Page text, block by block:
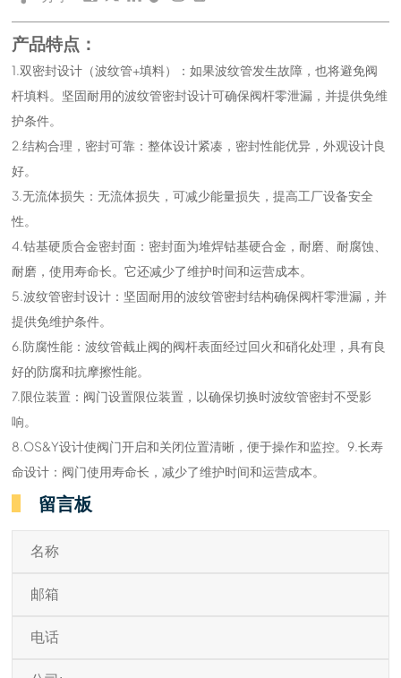
产品特点：
1.双密封设计（波纹管+填料）：如果波纹管发生故障，也将避免阀
杆填料。坚固耐用的波纹管密封设计可确保阀杆零泄漏，并提供免维
护条件。
2.结构合理，密封可靠：整体设计紧凑，密封性能优异，外观设计良
好。
3.无流体损失：无流体损失，可减少能量损失，提高工厂设备安全
性。
4.钴基硬质合金密封面：密封面为堆焊钴基硬合金，耐磨、耐腐蚀、
耐磨，使用寿命长。它还减少了维护时间和运营成本。
5.波纹管密封设计：坚固耐用的波纹管密封结构确保阀杆零泄漏，并
提供免维护条件。
6.防腐性能：波纹管截止阀的阀杆表面经过回火和硝化处理，具有良
好的防腐和抗摩擦性能。
7.限位装置：阀门设置限位装置，以确保切换时波纹管密封不受影
响。
8.OS&Y设计使阀门开启和关闭位置清晰，便于操作和监控。9.长寿
命设计：阀门使用寿命长，减少了维护时间和运营成本。
留言板